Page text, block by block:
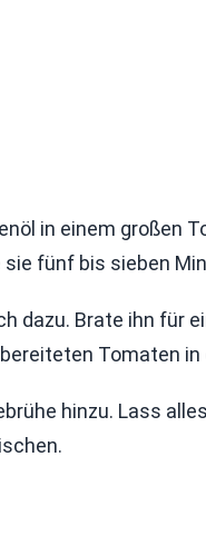
in einem großen
fünf bis sieben
dazu. Brate ihn für
Tomaten
hinzu. Lass